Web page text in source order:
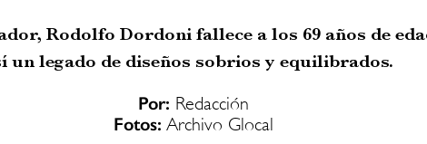
Rodolfo Dordoni fallece a los 69 años de
un legado de diseños sobrios y equilibrados.
Por: Redacción
Fotos: Archivo Glocal